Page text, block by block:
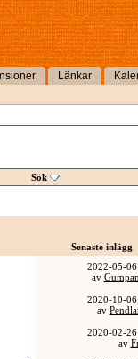
Länkar
Sök
Senaste inlägg
2022-05-06
av
2020-10-06
av
2020-02-26
av